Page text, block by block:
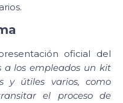
oficial del
a los empleados un kit
y útiles varios, como
el proceso de